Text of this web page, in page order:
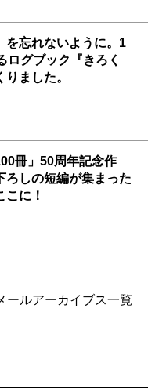
を忘れないように。1
ログブック『きろく
ました。
冊」50周年記念作
しの短編が集まった
こに！
ールアーカイブス一覧